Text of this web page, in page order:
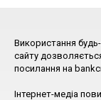
Використання будь-
сайту
посилання на
Інтернет-медіа